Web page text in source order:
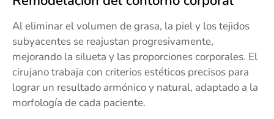
Al eliminar el volumen de grasa, la piel y los tejidos
subyacentes se reajustan progresivamente,
mejorando la silueta y las proporciones corporales. El
cirujano trabaja con criterios estéticos precisos para
lograr un resultado armónico y natural, adaptado a la
morfología de cada paciente.